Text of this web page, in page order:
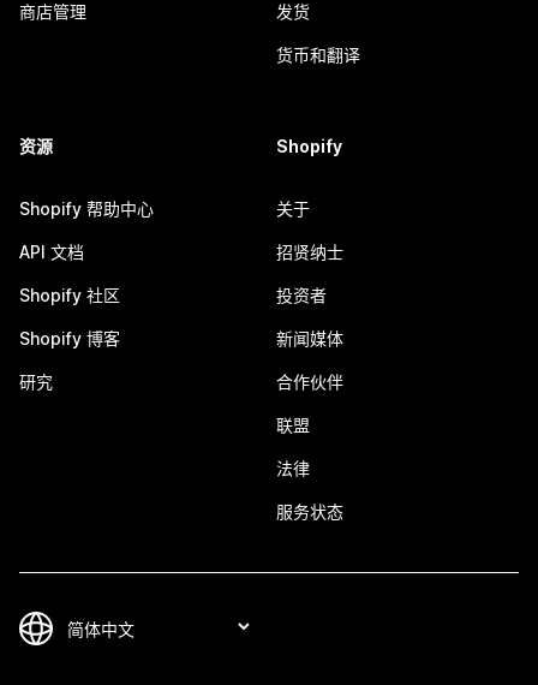
商店管理 发货
货币和翻译
资源
Shopify 帮助中心
API 文档
Shopify 社区
Shopify 博客
研究
Shopify
关于
招贤纳士
投资者
新闻媒体
合作伙伴
联盟
法律
服务状态